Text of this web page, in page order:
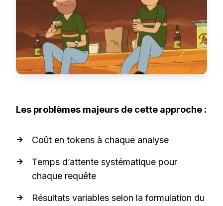
Les problèmes majeurs de cette approche :
Coût en tokens à chaque analyse
Temps d’attente systématique pour
chaque requête
Résultats variables selon la formulation du